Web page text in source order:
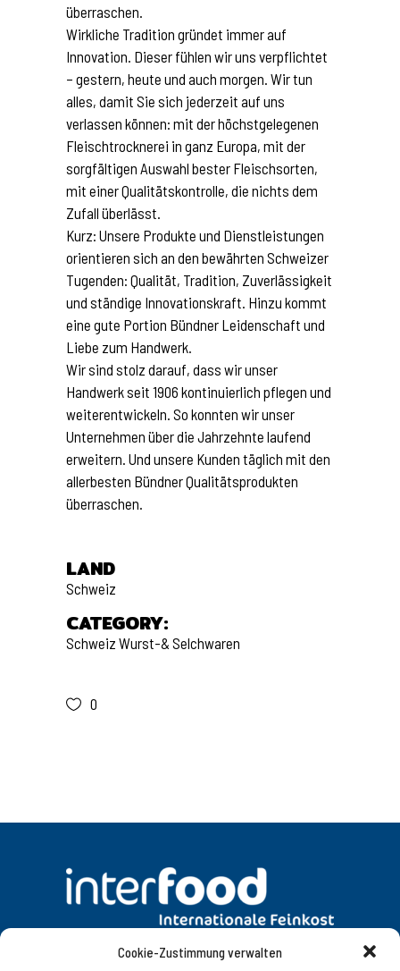
Cookie-Zustimmung verwalten
überraschen.
Wirkliche Tradition gründet immer auf
Innovation. Dieser fühlen wir uns verpflichtet
– gestern, heute und auch morgen. Wir tun
alles, damit Sie sich jederzeit auf uns
verlassen können: mit der höchstgelegenen
Fleischtrocknerei in ganz Europa, mit der
sorgfältigen Auswahl bester Fleischsorten,
mit einer Qualitätskontrolle, die nichts dem
Zufall überlässt.
Kurz: Unsere Produkte und Dienstleistungen
orientieren sich an den bewährten Schweizer
Tugenden: Qualität, Tradition, Zuverlässigkeit
und ständige Innovationskraft. Hinzu kommt
eine gute Portion Bündner Leidenschaft und
Liebe zum Handwerk.
Wir sind stolz darauf, dass wir unser
Handwerk seit 1906 kontinuierlich pflegen und
weiterentwickeln. So konnten wir unser
Unternehmen über die Jahrzehnte laufend
erweitern. Und unsere Kunden täglich mit den
allerbesten Bündner Qualitätsprodukten
überraschen.
LAND
Schweiz
CATEGORY:
Schweiz Wurst-& Selchwaren
0